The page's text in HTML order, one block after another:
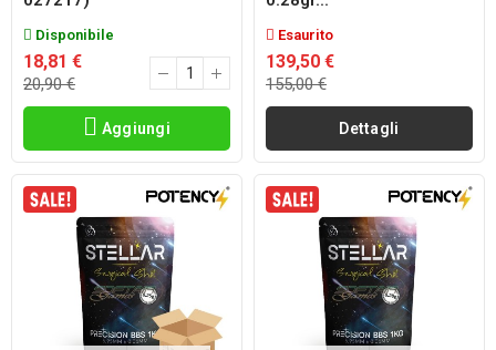
Disponibile
18,81 €
20,90 €
Aggiungi
Esaurito
139,50 €
155,00 €
Dettagli